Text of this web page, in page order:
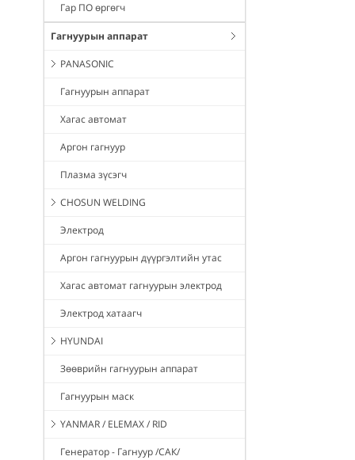
Гар ПО өргөгч
Гагнуурын аппарат
PANASONIC
Гагнуурын аппарат
Хагас автомат
Аргон гагнуур
Плазма зүсэгч
CHOSUN WELDING
Электрод
Аргон гагнуурын дүүргэлтийн утас
Хагас автомат гагнуурын электрод
Электрод хатаагч
HYUNDAI
Зөөврийн гагнуурын аппарат
Гагнуурын маск
YANMAR / ELEMAX / RID
Генератор - Гагнуур /САК/